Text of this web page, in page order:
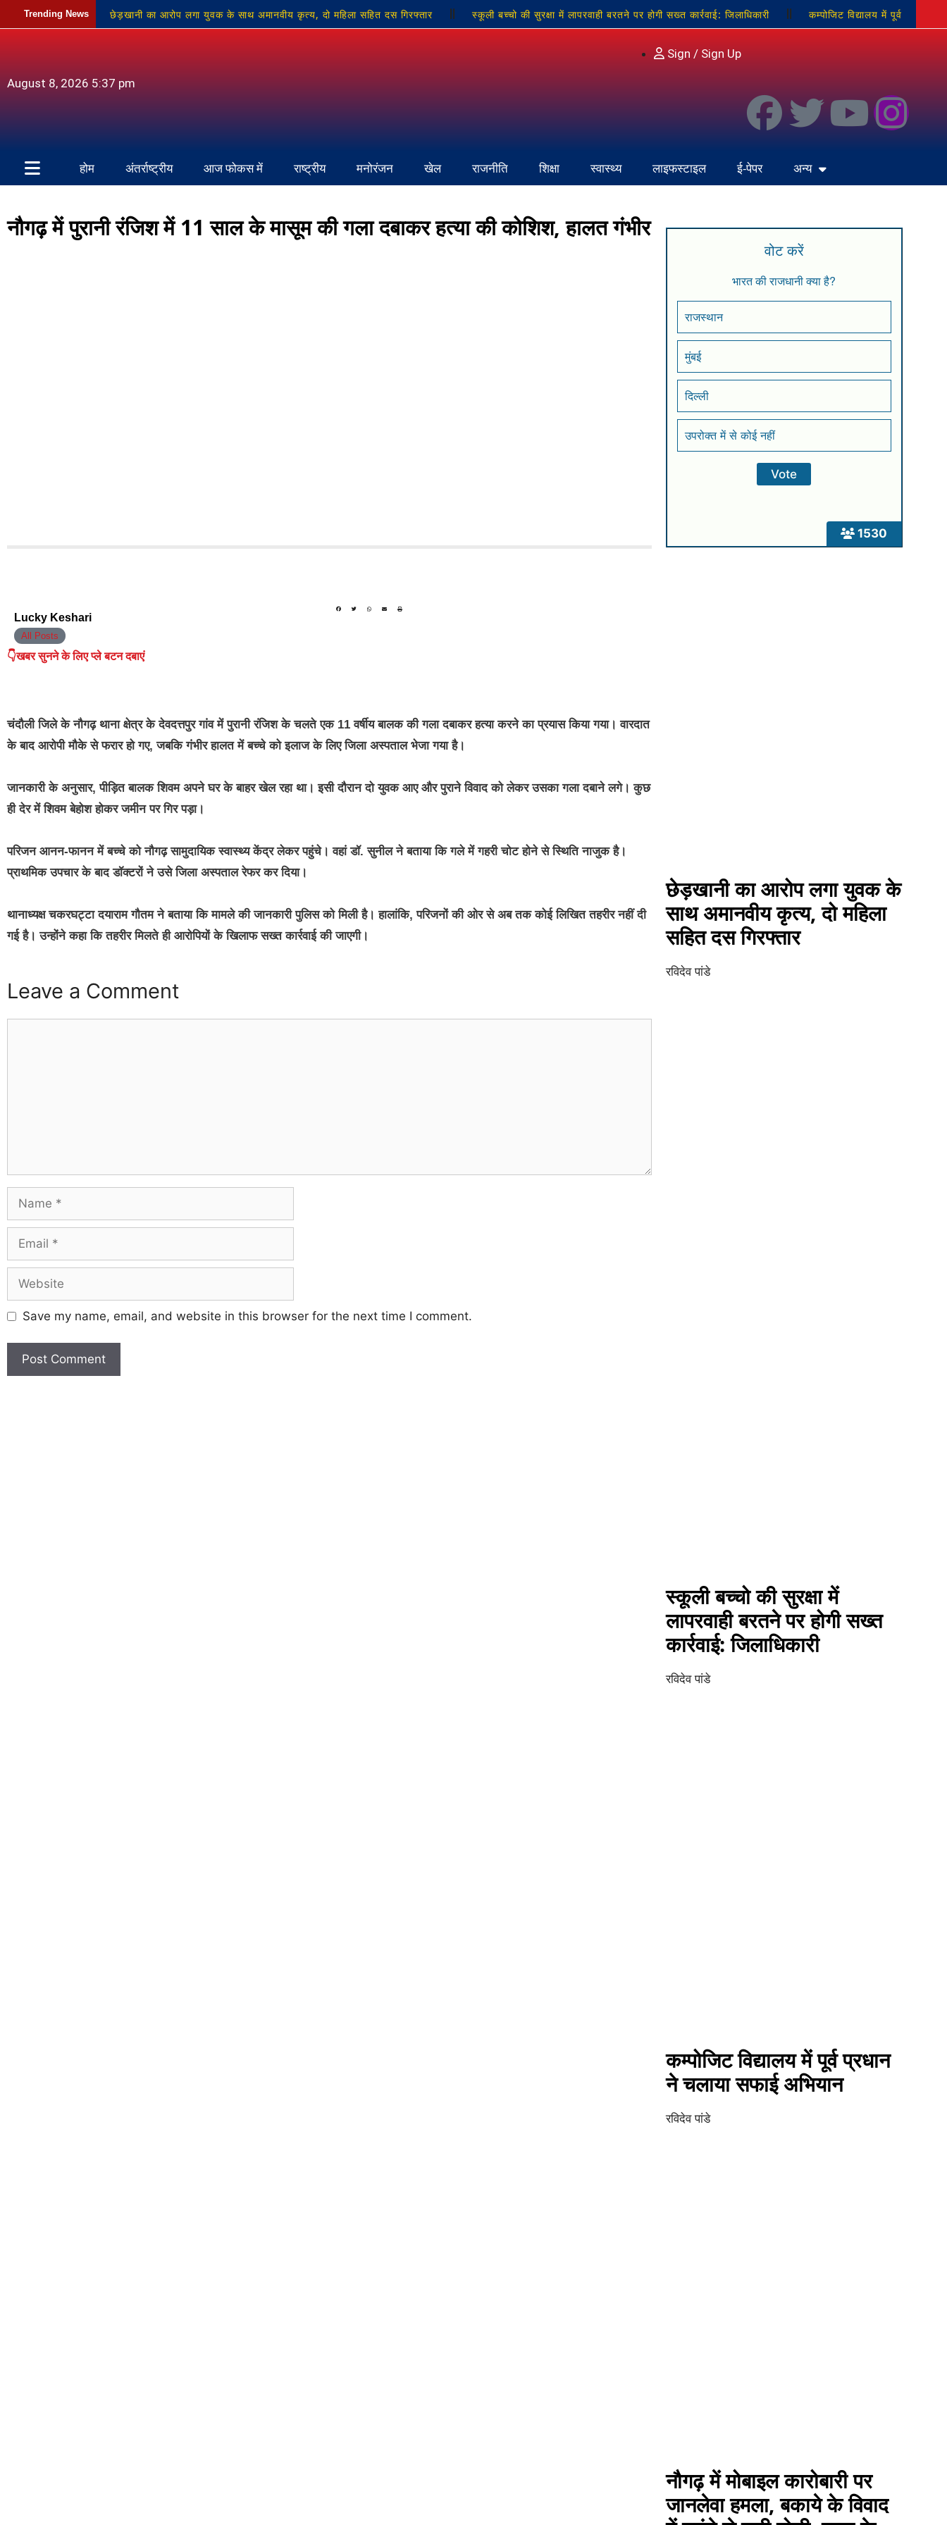
Trending News छेड़खानी का आरोप लगा युवक के साथ अमानवीय कृत्य, दो महिला सहित दस गिरफ्तार स्कूली बच्चो की सुरक्षा में लापरवाही बरतने पर होगी सख्त कार्रवाई: जिलाधिकारी कम्पोजिट विद्यालय में पूर्व
August 8, 2026 5:37 pm
Sign / Sign Up
होम अंतर्राष्ट्रीय आज फोकस में राष्ट्रीय मनोरंजन खेल राजनीति शिक्षा स्वास्थ्य लाइफस्टाइल ई-पेपर अन्य
नौगढ़ में पुरानी रंजिश में 11 साल के मासूम की गला दबाकर हत्या की कोशिश, हालत गंभीर
Lucky Keshari
All Posts
👇खबर सुनने के लिए प्ले बटन दबाएं
चंदौली जिले के नौगढ़ थाना क्षेत्र के देवदत्तपुर गांव में पुरानी रंजिश के चलते एक 11 वर्षीय बालक की गला दबाकर हत्या करने का प्रयास किया गया। वारदात
के बाद आरोपी मौके से फरार हो गए, जबकि गंभीर हालत में बच्चे को इलाज के लिए जिला अस्पताल भेजा गया है।
जानकारी के अनुसार, पीड़ित बालक शिवम अपने घर के बाहर खेल रहा था। इसी दौरान दो युवक आए और पुराने विवाद को लेकर उसका गला दबाने लगे। कुछ
ही देर में शिवम बेहोश होकर जमीन पर गिर पड़ा।
परिजन आनन-फानन में बच्चे को नौगढ़ सामुदायिक स्वास्थ्य केंद्र लेकर पहुंचे। वहां डॉ. सुनील ने बताया कि गले में गहरी चोट होने से स्थिति नाजुक है।
प्राथमिक उपचार के बाद डॉक्टरों ने उसे जिला अस्पताल रेफर कर दिया।
थानाध्यक्ष चकरघट्टा दयाराम गौतम ने बताया कि मामले की जानकारी पुलिस को मिली है। हालांकि, परिजनों की ओर से अब तक कोई लिखित तहरीर नहीं दी
गई है। उन्होंने कहा कि तहरीर मिलते ही आरोपियों के खिलाफ सख्त कार्रवाई की जाएगी।
Leave a Comment
Save my name, email, and website in this browser for the next time I comment.
1530
वोट करें
भारत की राजधानी क्या है?
राजस्थान
मुंबई
दिल्ली
उपरोक्त में से कोई नहीं
छेड़खानी का आरोप लगा युवक के
साथ अमानवीय कृत्य, दो महिला
सहित दस गिरफ्तार
रविदेव पांडे
स्कूली बच्चो की सुरक्षा में
लापरवाही बरतने पर होगी सख्त
कार्रवाई: जिलाधिकारी
रविदेव पांडे
कम्पोजिट विद्यालय में पूर्व प्रधान
ने चलाया सफाई अभियान
रविदेव पांडे
नौगढ़ में मोबाइल कारोबारी पर
जानलेवा हमला, बकाये के विवाद